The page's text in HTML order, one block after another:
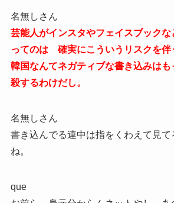
名無しさん
芸能人がインスタやフェイスブック
ってのは 確実にこういうリスクを伴
韓国なんてネガティブな書き込みはも
殺するわけだし。
名無しさん
書き込んでる連中は指をくわえて見て
ね。
que